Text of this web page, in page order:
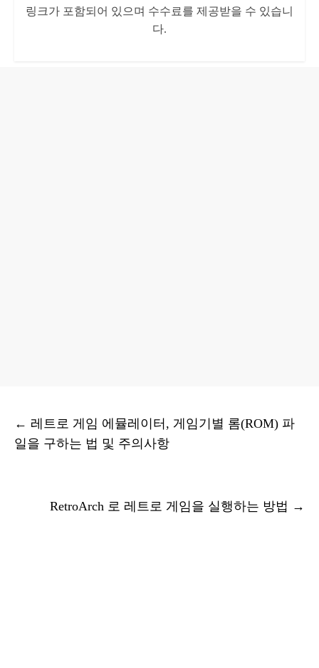
링크가 포함되어 있으며 수수료를 제공받을 수 있습니
다.
← 레트로 게임 에뮬레이터, 게임기별 롬(ROM) 파
일을 구하는 법 및 주의사항
RetroArch 로 레트로 게임을 실행하는 방법 →